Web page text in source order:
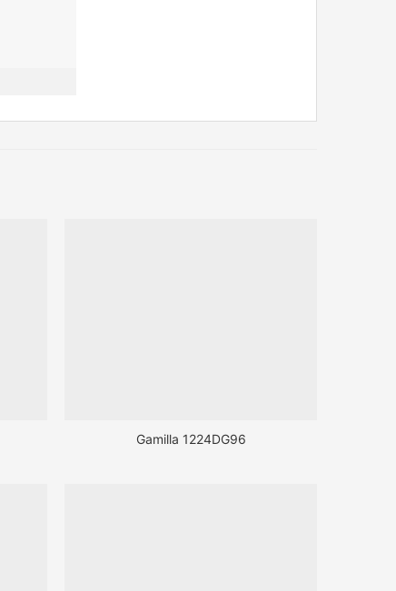
Gamilla 1224DG96